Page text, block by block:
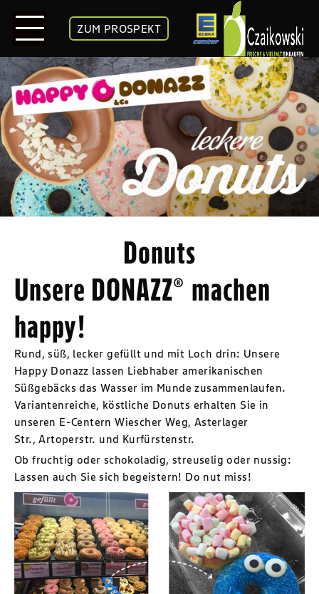
ZUM PROSPEKT
Donuts
Unsere DONAZZ® machen
happy!
Rund, süß, lecker gefüllt und mit Loch drin: Unsere
Happy Donazz lassen Liebhaber amerikanischen
Süßgebäcks das Wasser im Munde zusammenlaufen.
Variantenreiche, köstliche Donuts erhalten Sie in
unseren E-Centern Wiescher Weg, Asterlager
Str., Artoperstr. und Kurfürstenstr.
Ob fruchtig oder schokoladig, streuselig oder nussig:
Lassen auch Sie sich begeistern! Do nut miss!